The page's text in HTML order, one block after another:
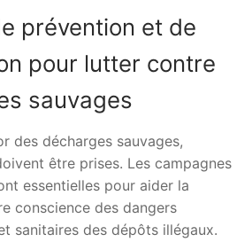
prévention et de
pour lutter contre
sauvages
des décharges sauvages,
être prises. Les campagnes
essentielles pour aider la
conscience des dangers
sanitaires des dépôts illégaux.